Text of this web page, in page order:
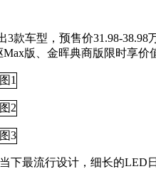
款车型，预售价31.98-
版、金晖典商版限时享价
下最流行设计，细长的